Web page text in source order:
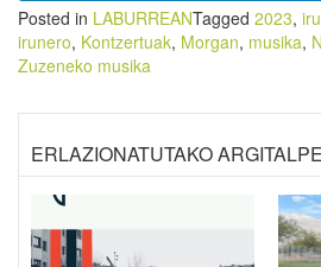
Posted in LABURREANTagged 2023,
irunero, Kontzertuak, Morgan, musika,
Zuzeneko musika
ERLAZIONATUTAKO